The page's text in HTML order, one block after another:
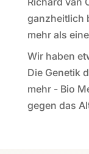
ganzheitlich
mehr als
Wir haben
Die Genetik
mehr - Bio
gegen das